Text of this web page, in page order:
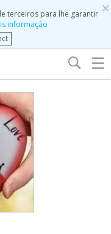
×
terceiros para lhe garantir
informação
☰